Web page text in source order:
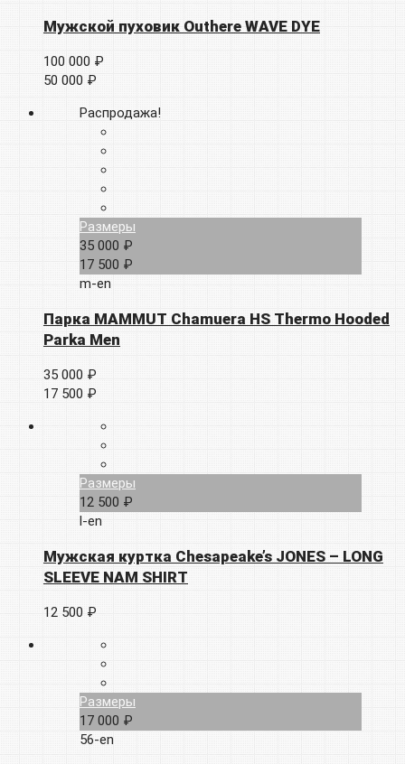
Мужской пуховик Outhere WAVE DYE
100 000 ₽
50 000 ₽
Распродажа!
Размеры
35 000 ₽
17 500 ₽
m-en
Парка MAMMUT Chamuera HS Thermo Hooded
Parka Men
35 000 ₽
17 500 ₽
Размеры
12 500 ₽
l-en
Мужская куртка Chesapeake’s JONES – LONG
SLEEVE NAM SHIRT
12 500 ₽
Размеры
17 000 ₽
56-en